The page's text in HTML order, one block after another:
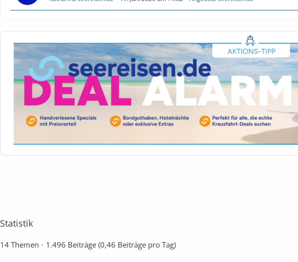
Statistik
14 Themen 1.496 Beiträge (0,46 Beiträge pro Tag)